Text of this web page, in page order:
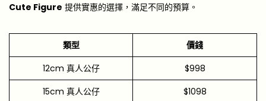
Cute Figure 提供實惠的選擇，滿足不同的預算。
類型
價錢
12cm 真人公仔
$998
15cm 真人公仔
$1098